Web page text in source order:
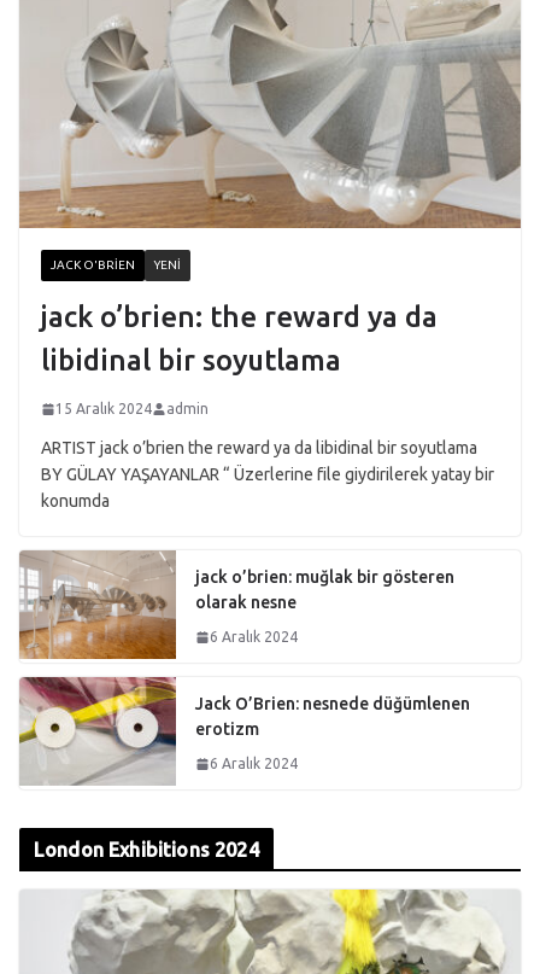
JACK O'BRIEN YENI
jack o’brien: the reward ya da
libidinal bir soyutlama
15 Aralık 2024 admin
ARTIST jack o’brien the reward ya da libidinal bir soyutlama
BY GÜLAY YAŞAYANLAR “ Üzerlerine file giydirilerek yatay bir
konumda
jack o’brien: muğlak bir gösteren
olarak nesne
6 Aralık 2024
Jack O’Brien: nesnede düğümlenen
erotizm
6 Aralık 2024
London Exhibitions 2024